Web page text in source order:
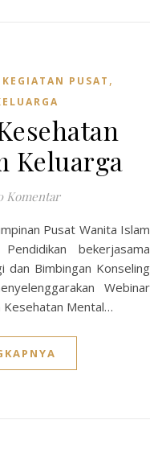
KEGIATAN PUSAT ,
Keluarga
Komentar
bekerjasama
dan Bimbingan Konseling
Webinar
Kesehatan Mental…